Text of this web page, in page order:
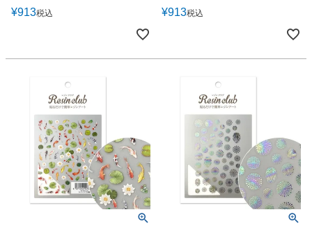
¥913税込 ¥913税込